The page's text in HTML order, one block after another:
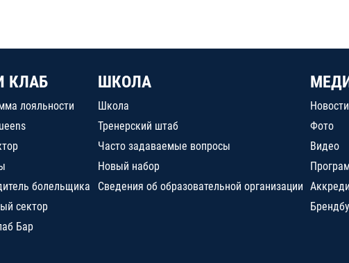
КЛАБ
лояльности
болельщика
сектор
Бар
ШКОЛА
Школа
Тренерский штаб
Часто задаваемые вопросы
Новый набор
Сведения об образовательной организации
Новости
Фото
Видео